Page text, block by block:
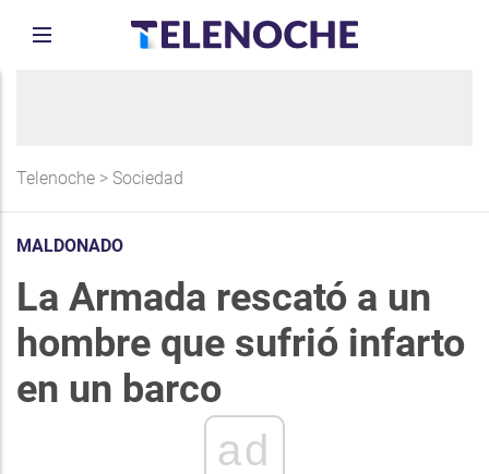
Telenoche > Sociedad
MALDONADO
La Armada rescató a un
hombre que sufrió infarto
en un barco
ad